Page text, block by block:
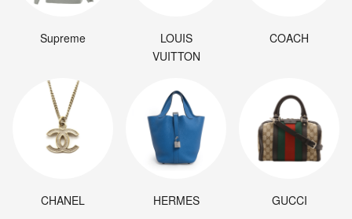
Supreme
LOUIS
VUITTON
COACH
CHANEL HERMES GUCCI